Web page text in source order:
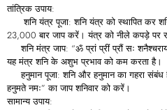
तांत्रिक उपाय:
शनि यंत्र पूजा: शनि यंत्र को स्थापित कर
23,000 बार जाप करें। यंत्र को नीले कपड़े
शनि मंत्र जाप: “ॐ प्रां प्रीं प्रौं सः
यह मंत्र शनि के अशुभ प्रभाव को कम करता है।
हनुमान पूजा: शनि और हनुमान का गहरा संबंध
हनुमते नमः” का जाप शनिवार को करें।
सामान्य उपाय: